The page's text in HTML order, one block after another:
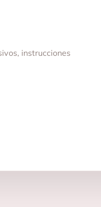
instrucciones